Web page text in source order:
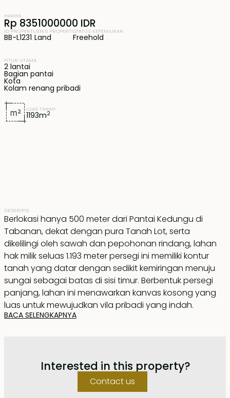
LUAS TANAH
1193m2
DESKRIPSI
Berlokasi hanya 500 meter dari Pantai Kedungu di
Tabanan, dekat dengan pura Tanah Lot, serta
dikelilingi oleh sawah dan pepohonan rindang, lahan
hak milik seluas 1.193 meter persegi ini memiliki kontur
tanah yang datar dengan sedikit kemiringan menuju
sungai sebagai batas di sisi timur. Berbentuk persegi
panjang, lahan ini menawarkan kanvas kosong yang
luas untuk mewujudkan vila pribadi yang indah.
mendambakan ketenangan di tengah keindahan
yang membuat Bali begitu diminati. Tersedia pilihan
luas lahan yang lebih besar atau lebih kecil.
BACA SELENGKAPNYA
HARGA
Rp 8351000000 IDR
ID PROPERTI
BB-L1231
JENIS PROPERTI
Land
STATUS KEPEMILIKAN
Freehold
FITUR UTAMA
2 lantai
Bagian pantai
Kota
Kolam renang pribadi
Interested in this property?
Contact us